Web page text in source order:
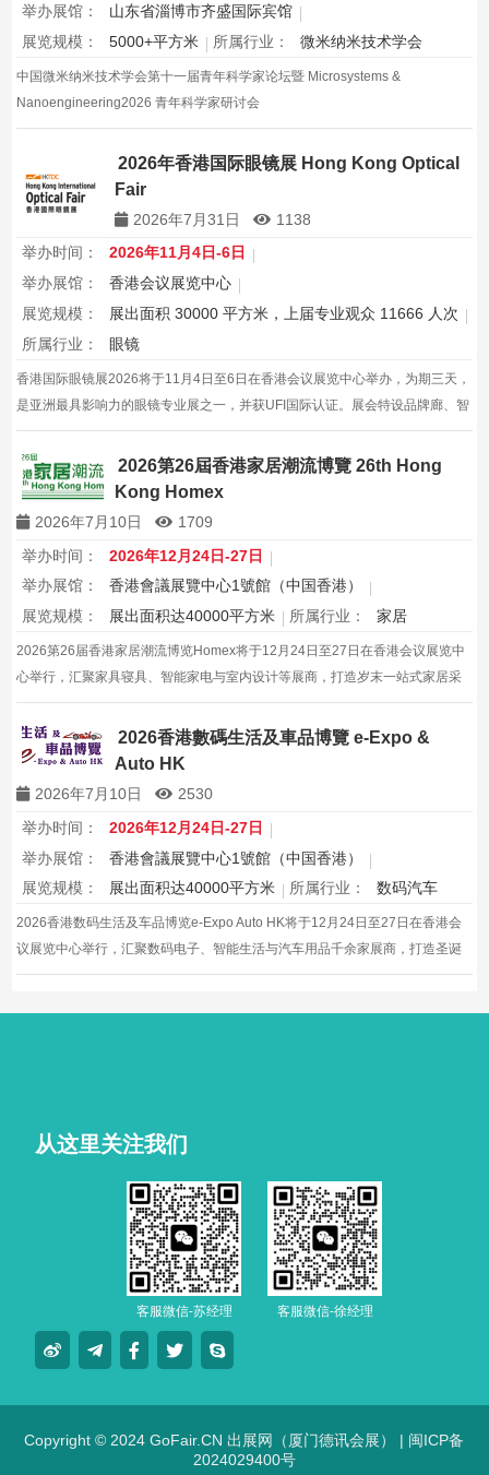
举办展馆：
山东省淄博市齐盛国际宾馆
展览规模：
5000+平方米 所属行业： 微米纳米技术学会
中国微米纳米技术学会第十一届青年科学家论坛暨 Microsystems &
Nanoengineering2026 青年科学家研讨会
2026年香港国际眼镜展 Hong Kong Optical
Fair
2026年7月31日
1138
举办时间：
2026年11月4日-6日
举办展馆：
香港会议展览中心
展览规模：
展出面积 30000 平方米，上届专业观众 11666 人次
所属行业：
眼镜
香港国际眼镜展2026将于11月4日至6日在香港会议展览中心举办，为期三天，
是亚洲最具影响力的眼镜专业展之一，并获UFI国际认证。展会特设品牌廊、智
能眼镜专区与多国展馆，汇聚全球视光产品供应商，并配套眼镜汇演与行业论
坛，为展商与买家创造高效的跨境商贸与合作机…
2026第26屆香港家居潮流博覽 26th Hong
Kong Homex
2026年7月10日
1709
举办时间：
2026年12月24日-27日
举办展馆：
香港會議展覽中心1號館（中国香港）
展览规模：
展出面积达40000平方米 所属行业： 家居
2026第26届香港家居潮流博览Homex将于12月24日至27日在香港会议展览中
心举行，汇聚家具寝具、智能家电与室内设计等展商，打造岁末一站式家居采
购与灵感盛会，欢迎本地家庭与海内外买家入场挑选心仪家居好物，共度温馨
节日购物季，感受设计之美。2026香港數碼生活及車品博覽 e-Expo &
Auto HK
2026年7月10日
2530
举办时间：
2026年12月24日-27日
举办展馆：
香港會議展覽中心1號館（中国香港）
展览规模：
展出面积达40000平方米 所属行业： 数码汽车
2026香港数码生活及车品博览e-Expo Auto HK将于12月24日至27日在香港会
议展览中心举行，汇聚数码电子、智能生活与汽车用品千余家展商，打造圣诞
黄金档科技车品一站式采购盛会，欢迎观众与买家到场体验交流，共赴年度科
从这里关注我们
客服微信-苏经理 客服微信-徐经理
Copyright © 2024 GoFair.CN 出展网（厦门德讯会展） | 闽ICP备
2024029400号